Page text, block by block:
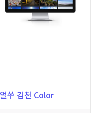
얼쑤 김천 Color